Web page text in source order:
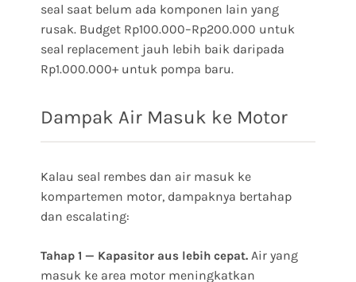
seal saat belum ada komponen lain yang
rusak. Budget Rp100.000–Rp200.000 untuk
seal replacement jauh lebih baik daripada
Rp1.000.000+ untuk pompa baru.
Dampak Air Masuk ke Motor
Kalau seal rembes dan air masuk ke
kompartemen motor, dampaknya bertahap
dan escalating:
Tahap 1 — Kapasitor aus lebih cepat. Air yang
masuk ke area motor meningkatkan